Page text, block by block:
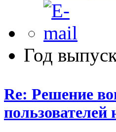
Год
Re: Решение